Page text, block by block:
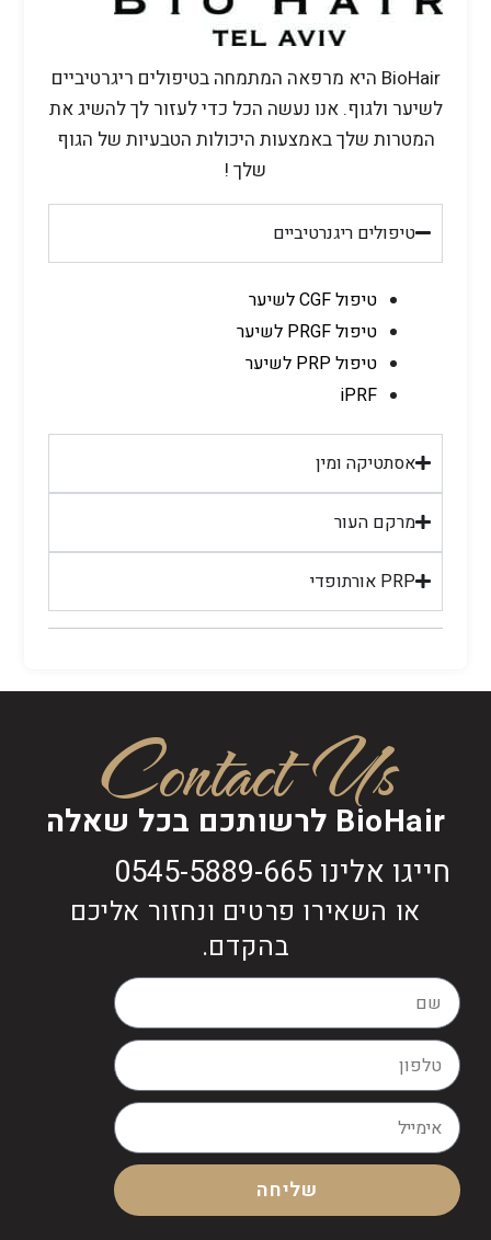
BioHair היא מרפאה המתמחה בטיפולים ריגרטיביים
לשיער ולגוף. אנו נעשה הכל כדי לעזור לך להשיג את
המטרות שלך באמצעות היכולות הטבעיות של הגוף
שלך !
טיפולים ריגנרטיביים
טיפול CGF לשיער
טיפול PRGF לשיער
טיפול PRP לשיער
iPRF
אסתטיקה ומין
מרקם העור
PRP אורתופדי
Contact Us
BioHair לרשותכם בכל שאלה
חייגו אלינו 0545-5889-665
או השאירו פרטים ונחזור אליכם
בהקדם.
שליחה